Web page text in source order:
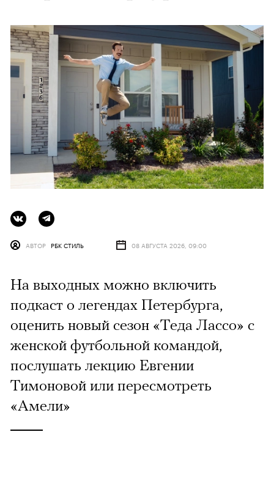
АВТОР РБК СТИЛЬ 08 АВГУСТА 2026, 09:00
На выходных можно включить
подкаст о легендах Петербурга,
оценить новый сезон «Теда Лассо» с
женской футбольной командой,
послушать лекцию Евгении
Тимоновой или пересмотреть
«Амели»